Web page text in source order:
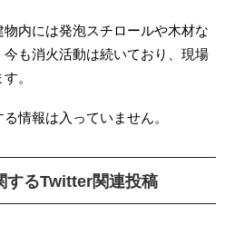
内には発泡スチロールや木材な
も消火活動は続いており、現場
。
情報は入っていません。
するTwitter関連投稿